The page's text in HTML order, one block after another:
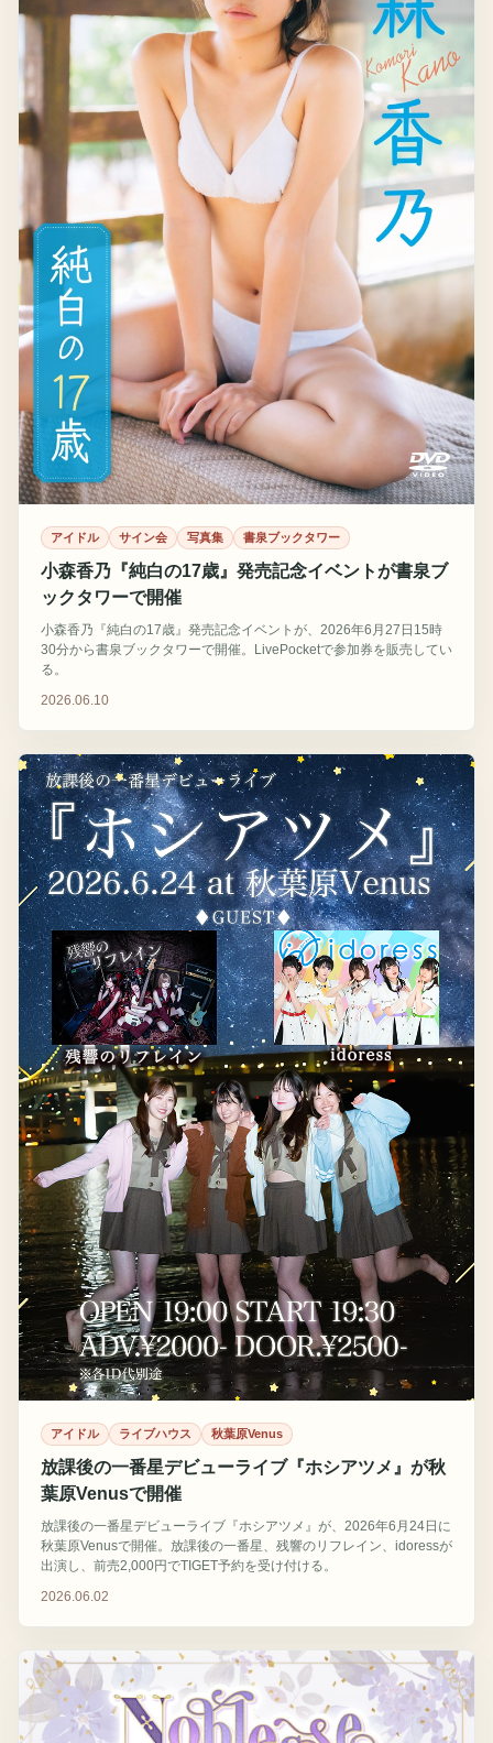
アイドル サイン会 写真集 書泉ブックタワー
小森香乃『純白の17歳』発売記念イベントが書泉ブ
ックタワーで開催
小森香乃『純白の17歳』発売記念イベントが、2026年6月27日15時
30分から書泉ブックタワーで開催。LivePocketで参加券を販売してい
る。
2026.06.10
アイドル ライブハウス 秋葉原Venus
放課後の一番星デビューライブ『ホシアツメ』が秋
葉原Venusで開催
放課後の一番星デビューライブ『ホシアツメ』が、2026年6月24日に
秋葉原Venusで開催。放課後の一番星、残響のリフレイン、idoressが
出演し、前売2,000円でTIGET予約を受け付ける。
2026.06.02